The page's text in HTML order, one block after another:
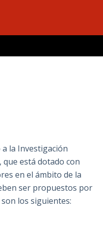
a la Investigación
que está dotado con
en el ámbito de la
ser propuestos por
los siguientes: